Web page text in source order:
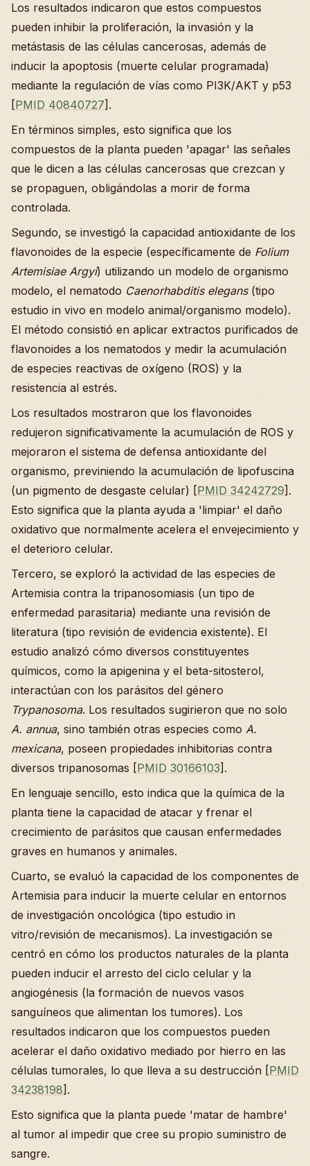
Los resultados indicaron que estos compuestos
pueden inhibir la proliferación, la invasión y la
metástasis de las células cancerosas, además de
inducir la apoptosis (muerte celular programada)
mediante la regulación de vías como PI3K/AKT y p53
[PMID 40840727].
En términos simples, esto significa que los
compuestos de la planta pueden 'apagar' las señales
que le dicen a las células cancerosas que crezcan y
se propaguen, obligándolas a morir de forma
controlada.
Segundo, se investigó la capacidad antioxidante de los
flavonoides de la especie (específicamente de Folium
Artemisiae Argyi) utilizando un modelo de organismo
modelo, el nematodo Caenorhabditis elegans(tipo
estudio in vivo en modelo animal/organismo modelo).
El método consistió en aplicar extractos purificados de
flavonoides a los nematodos y medir la acumulación
de especies reactivas de oxígeno (ROS) y la
resistencia al estrés.
Los resultados mostraron que los flavonoides
redujeron significativamente la acumulación de ROS y
mejoraron el sistema de defensa antioxidante del
organismo, previniendo la acumulación de lipofuscina
(un pigmento de desgaste celular) [PMID 34242729].
Esto significa que la planta ayuda a 'limpiar' el daño
oxidativo que normalmente acelera el envejecimiento y
el deterioro celular.
Tercero, se exploró la actividad de las especies de
Artemisia contra la tripanosomiasis (un tipo de
enfermedad parasitaria) mediante una revisión de
literatura (tipo revisión de evidencia existente). El
estudio analizó cómo diversos constituyentes
químicos, como la apigenina y el beta-sitosterol,
interactúan con los parásitos del género
Trypanosoma. Los resultados sugirieron que no solo
A. annua, sino también otras especies como A.
mexicana, poseen propiedades inhibitorias contra
diversos tripanosomas [PMID 30166103].
En lenguaje sencillo, esto indica que la química de la
planta tiene la capacidad de atacar y frenar el
crecimiento de parásitos que causan enfermedades
graves en humanos y animales.
Cuarto, se evaluó la capacidad de los componentes de
Artemisia para inducir la muerte celular en entornos
de investigación oncológica (tipo estudio in
vitro/revisión de mecanismos). La investigación se
centró en cómo los productos naturales de la planta
pueden inducir el arresto del ciclo celular y la
angiogénesis (la formación de nuevos vasos
sanguíneos que alimentan los tumores). Los
resultados indicaron que los compuestos pueden
acelerar el daño oxidativo mediado por hierro en las
células tumorales, lo que lleva a su destrucción [PMID
34238198].
Esto significa que la planta puede 'matar de hambre'
al tumor al impedir que cree su propio suministro de
sangre.